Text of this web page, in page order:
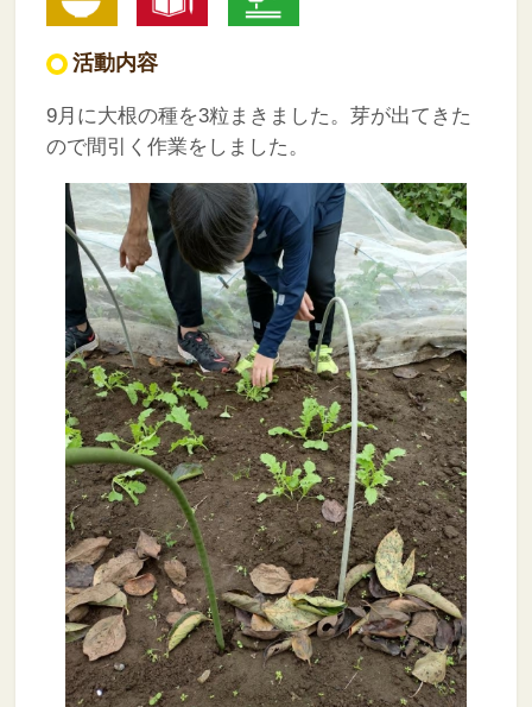
活動内容
9月に大根の種を3粒まきました。芽が出てきた
ので間引く作業をしました。